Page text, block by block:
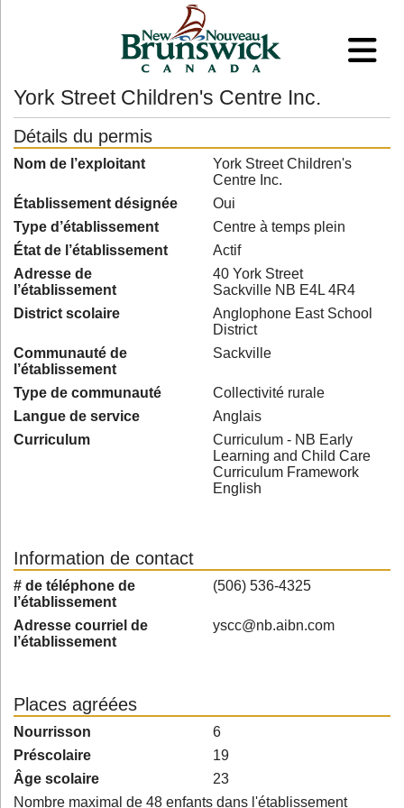
York Street Children's Centre Inc.
Détails du permis
Nom de l’exploitant
York Street Children's
Centre Inc.
Établissement désignée
Oui
Type d’établissement
Centre à temps plein
État de l’établissement
Actif
Adresse de
l’établissement
40 York Street
Sackville NB E4L 4R4
District scolaire
Anglophone East School
District
Communauté de
l’établissement
Sackville
Type de communauté
Collectivité rurale
Langue de service
Anglais
Curriculum
Curriculum - NB Early
Learning and Child Care
Curriculum Framework
English
Information de contact
# de téléphone de
l’établissement
(506) 536-4325
Adresse courriel de
l’établissement
yscc@nb.aibn.com
Places agréées
Nourrisson
6
Préscolaire
19
Âge scolaire
23
Nombre maximal de 48 enfants dans l'établissement